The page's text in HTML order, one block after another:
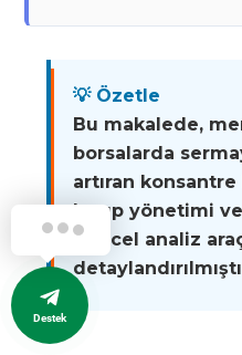
💡 Özetle
Bu makalede,
borsalarda
artıran
kayıp yönetimi
güncel analiz
Destek